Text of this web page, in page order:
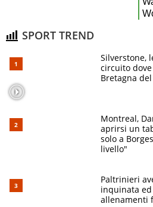
SPORT TREND
Silverstone,
circuito
Bretagna
Montreal,
aprirsi un
solo a
livello"
Paltrinieri
inquinata
allenamenti